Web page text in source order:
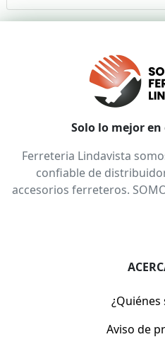
Solo lo mejor
Ferreteria Lindavista
confiable de
accesorios ferreteros.
¿Quiénes
Aviso de